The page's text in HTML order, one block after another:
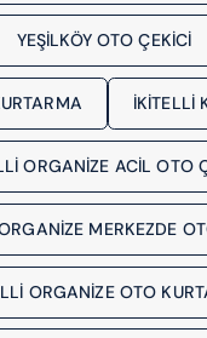
YEŞILKÖY OTO ÇEKICI
İKITELLI
ORGANİZE ACIL OTO
MERKEZDE
ORGANİZE OTO